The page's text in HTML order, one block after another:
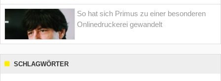
So hat sich Primus zu einer besonderen
Onlinedruckerei gewandelt
SCHLAGWÖRTER